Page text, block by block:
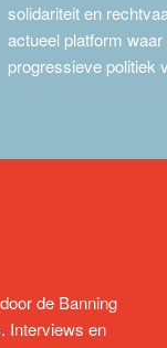
solidariteit en
actueel platform
progressieve politiek
de Banning
Interviews en